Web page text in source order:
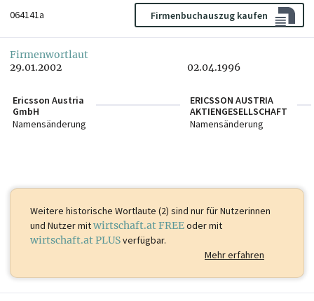
064141a
Firmenbuchauszug kaufen
Firmenwortlaut
29.01.2002
Ericsson Austria
GmbH
Namensänderung
02.04.1996
ERICSSON AUSTRIA
AKTIENGESELLSCHAFT
Namensänderung
Weitere historische Wortlaute (2) sind nur für Nutzerinnen
und Nutzer mitwirtschaft.at FREEoder mit
wirtschaft.at PLUSverfügbar.
Mehr erfahren